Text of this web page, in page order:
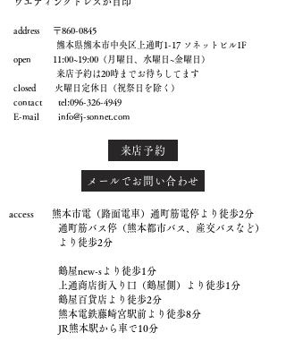
address 〒860-0845
熊本県熊本市中央区上通町1-17 ソネットビル1F
open 11:00~19:00（月曜日、水曜日~金曜日）
来店予約は20時までお待ちしてます
closed 火曜日定休日（祝祭日を除く）
contact tel:096-326-4949
E-mail info@j-sonnet.com
来店予約
メールでお問い合わせ
access 熊本市電（路面電車）通町筋電停より徒歩2分
通町筋バス停（熊本都市バス、産交バスなど）
より徒歩2分
鶴屋new-sより徒歩1分
上通商店街入り口（鶴屋側）より徒歩1分
鶴屋百貨店より徒歩2分
熊本電鉄藤崎宮駅前より徒歩8分
JR熊本駅から車で10分